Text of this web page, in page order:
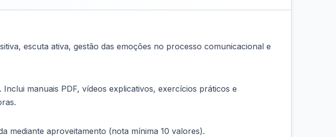
escuta ativa, gestão das emoções no processo comunicacional e
manuais PDF, vídeos explicativos, exercícios práticos e
mediante aproveitamento (nota mínima 10 valores).